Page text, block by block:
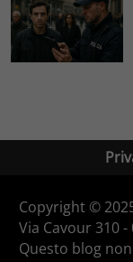
Copyright ©
Via Cavour 310 -
Questo blog